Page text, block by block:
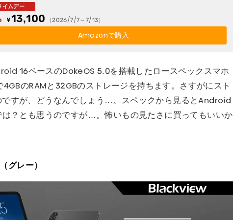
｜13MP+32MPデュアルカメラ｜顔認証・GPS・OTG対
用ケース付き｜ブルー
￥13,100 （2026/7/7～7/13）
Amazonで購入
16ベースのDokeOS 5.0を搭載したロースペックスマホ
のRAMと32GBのストレージを持ちます。さすがにスト
ですが、どうなんでしょう…。スペックから見るとAndroid
？とも思うのですが…。怖いもの見たさに買ってもいいか
レー）